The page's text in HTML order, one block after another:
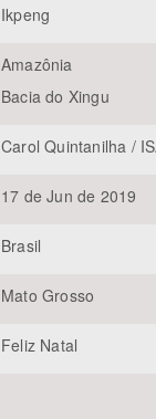
Ikpeng
Amazônia
Bacia do Xingu
Carol Quintanilha /
17 de Jun de 2019
Brasil
Mato Grosso
Feliz Natal